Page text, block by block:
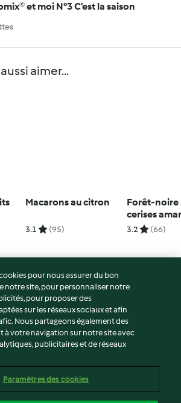
et moi N°3 C’est la saison
aimer...
Macarons au citron
3.1 (95)
Forêt-noire
cerises
3.2 (66)
pour nous assurer du bon
notre site, pour personnaliser notre
pour proposer des
sur les réseaux sociaux et afin
Nous partageons également des
votre navigation sur notre site avec
publicitaires et de réseaux
Paramètres des cookies